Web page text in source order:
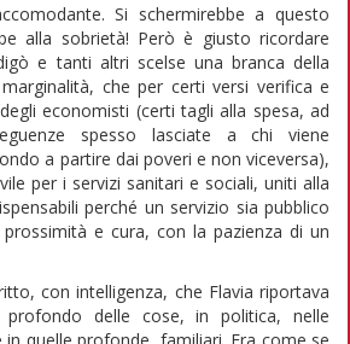
Si schermirebbe a questo
alla sobrietà! Però è giusto ricordare
e tanti altri scelse una branca della
che per certi versi verifica e
economisti (certi tagli alla spesa, ad
spesso lasciate a chi viene
a partire dai poveri e non viceversa),
per i servizi sanitari e sociali, uniti alla
perché un servizio sia pubblico
e cura, con la pazienza di un
con intelligenza, che Flavia riportava
delle cose, in politica, nelle